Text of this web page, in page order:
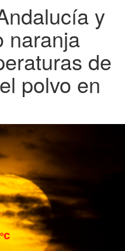
y
naranja
de
polvo en